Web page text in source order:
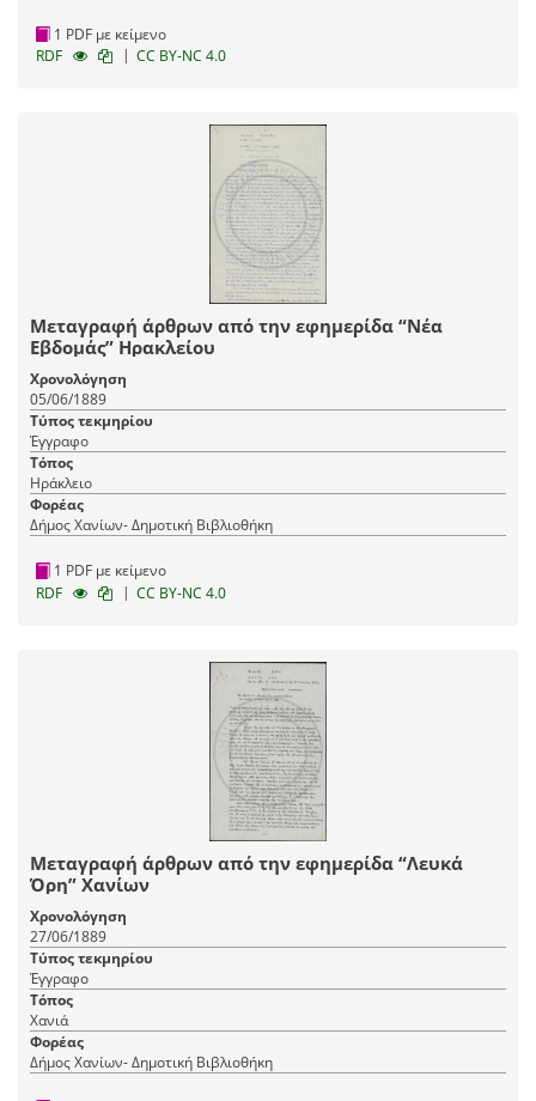
1 PDF με κείμενο
RDF
| CC BY-NC 4.0
Μεταγραφή άρθρων από την εφημερίδα “Νέα
Εβδομάς” Ηρακλείου
Χρονολόγηση
05/06/1889
Τύπος τεκμηρίου
Έγγραφο
Τόπος
Ηράκλειο
Φορέας
Δήμος Χανίων- Δημοτική Βιβλιοθήκη
1 PDF με κείμενο
RDF
| CC BY-NC 4.0
Μεταγραφή άρθρων από την εφημερίδα “Λευκά
Όρη” Χανίων
Χρονολόγηση
27/06/1889
Τύπος τεκμηρίου
Έγγραφο
Τόπος
Χανιά
Φορέας
Δήμος Χανίων- Δημοτική Βιβλιοθήκη